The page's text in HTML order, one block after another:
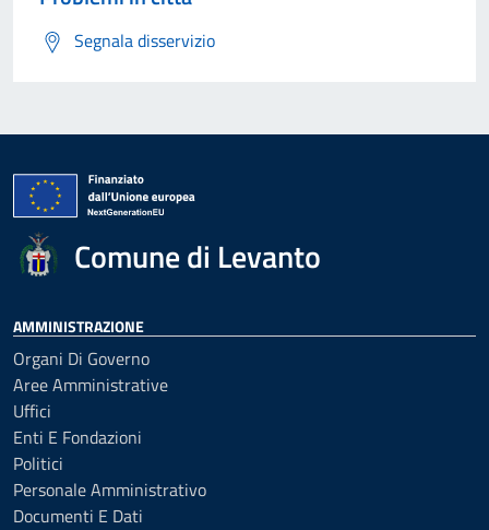
Segnala disservizio
Comune di Levanto
AMMINISTRAZIONE
Organi Di Governo
Aree Amministrative
Uffici
Enti E Fondazioni
Politici
Personale Amministrativo
Documenti E Dati